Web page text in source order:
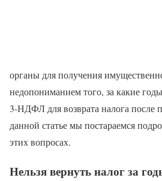
органы для получения
недопониманием того, за какие
3-НДФЛ для возврата налога после
данной статье мы постараемся
этих вопросах.
Нельзя вернуть налог за